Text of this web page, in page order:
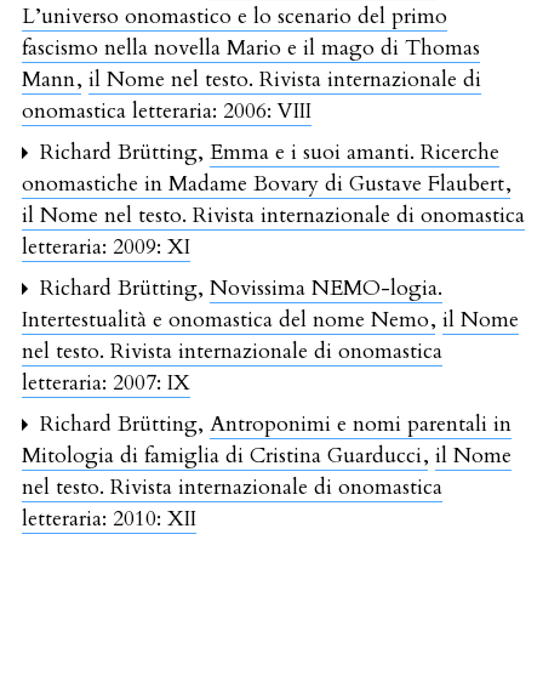
L’universo onomastico e lo scenario del primo
fascismo nella novella Mario e il mago di Thomas
Mann, il Nome nel testo. Rivista internazionale di
onomastica letteraria: 2006: VIII
Richard Brütting, Emma e i suoi amanti. Ricerche
onomastiche in Madame Bovary di Gustave Flaubert,
il Nome nel testo. Rivista internazionale di onomastica
letteraria: 2009: XI
Richard Brütting, Novissima NEMO-logia.
Intertestualità e onomastica del nome Nemo, il Nome
nel testo. Rivista internazionale di onomastica
letteraria: 2007: IX
Richard Brütting, Antroponimi e nomi parentali in
Mitologia di famiglia di Cristina Guarducci, il Nome
nel testo. Rivista internazionale di onomastica
letteraria: 2010: XII